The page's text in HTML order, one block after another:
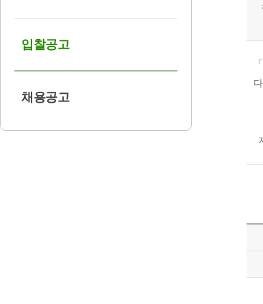
입찰공고
채용공고